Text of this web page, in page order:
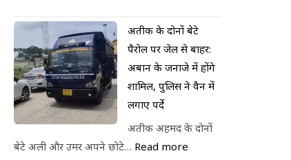
अतीक के दोनों बेटे
पैरोल पर जेल से बाहर:
अबान के जनाजे में होंगे
शामिल, पुलिस ने वैन में
लगाए पर्दे
अतीक अहमद के दोनों
बेटे अली और उमर अपने छोटे… Read more